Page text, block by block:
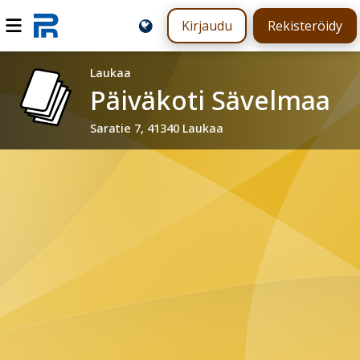
Kirjaudu Rekisteröidy
Laukaa
Päiväkoti Sävelmaa
Saratie 7, 41340 Laukaa